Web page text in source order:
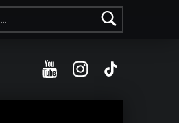
YouTube